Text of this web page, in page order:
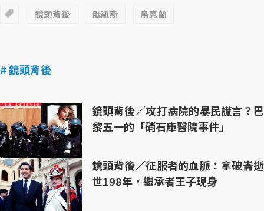
鏡頭背後 俄羅斯 烏克蘭
# 鏡頭背後
鏡頭背後／攻打病院的暴民謊言？巴
黎五一的「硝石庫醫院事件」
鏡頭背後／征服者的血脈：拿破崙逝
世198年，繼承者王子現身